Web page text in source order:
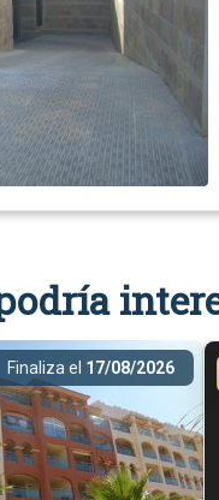
Finaliza el 17/08/2026